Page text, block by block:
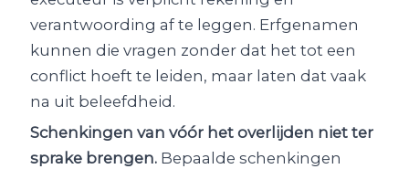
verantwoording af te leggen. Erfgenamen
kunnen die vragen zonder dat het tot een
conflict hoeft te leiden, maar laten dat vaak
na uit beleefdheid.
Schenkingen van vóór het overlijden niet ter
sprake brengen. Bepaalde schenkingen